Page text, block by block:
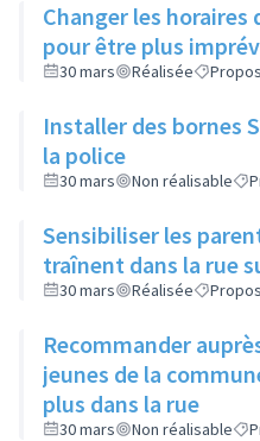
Changer les
pour être plus
30 mars Réalisée
Installer des bornes
la police
30 mars Non réalisable
Sensibiliser les
traînent dans la rue
30 mars Réalisée
Recommander
jeunes de la
plus dans la rue
30 mars Non réalisable